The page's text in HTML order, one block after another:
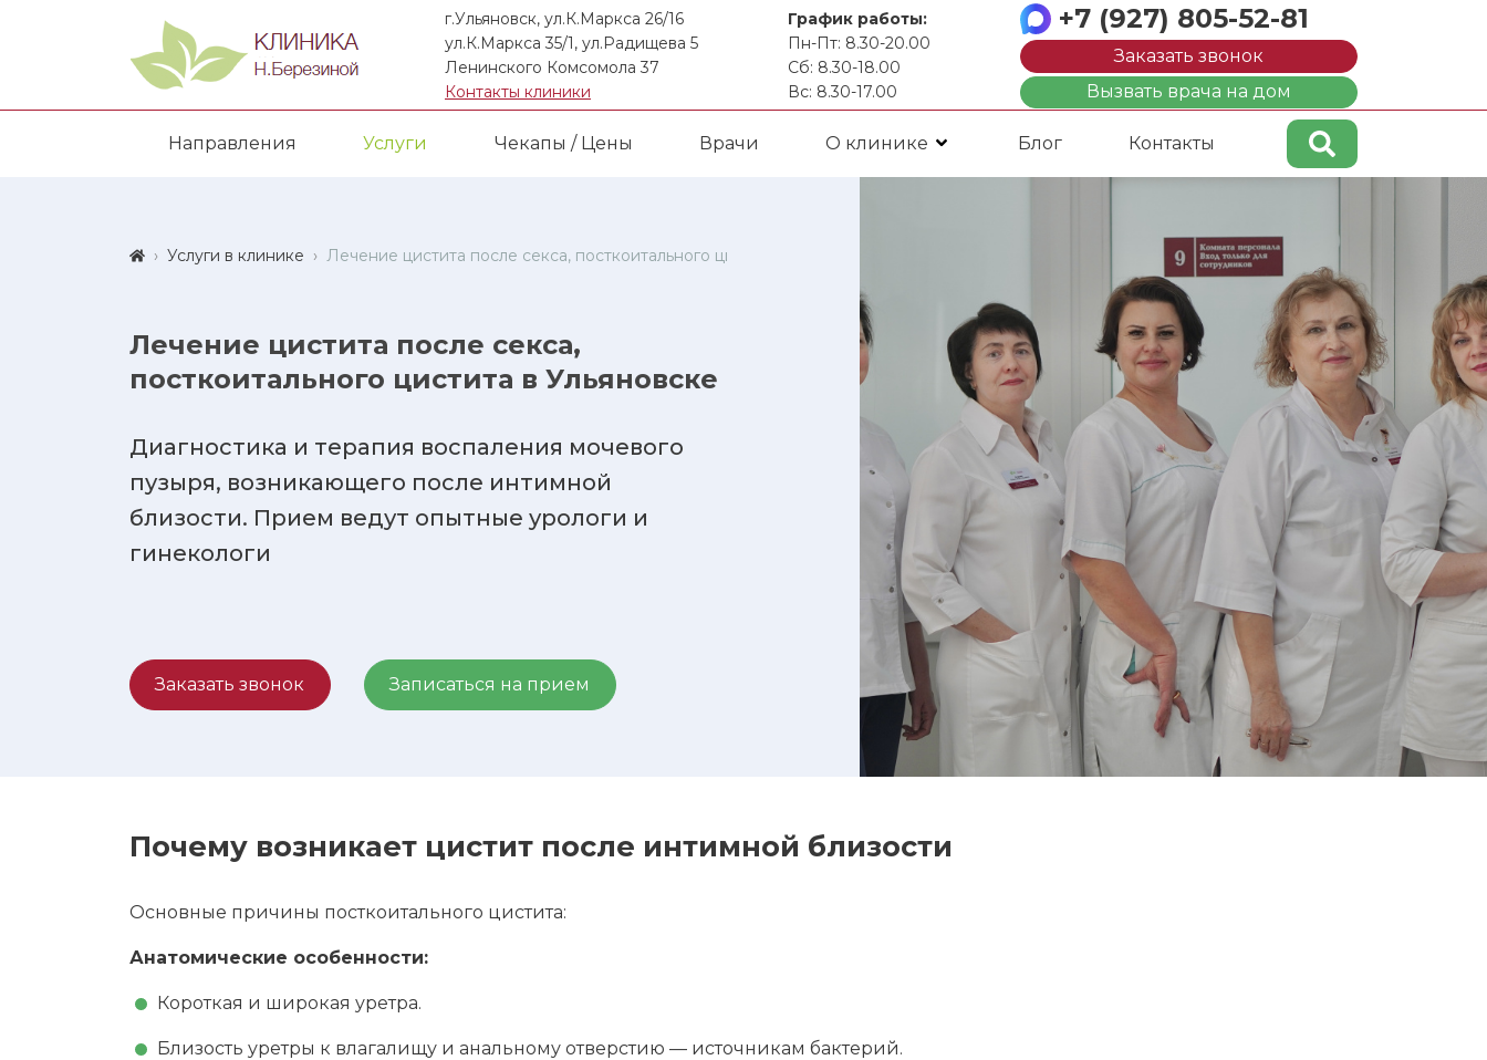
г.Ульяновск, ул.К.Маркса 26/16
ул.К.Маркса 35/1, ул.Радищева 5
Ленинского Комсомола 37
Контакты клиники
График работы:
Пн-Пт: 8.30-20.00
Сб: 8.30-18.00
Вс: 8.30-17.00
+7 (927) 805-52-81
Заказать звонок
Вызвать врача на дом
Направления Услуги Чекапы / Цены Врачи О клинике Блог Контакты
Услуги в клинике Лечение цистита после секса, посткоитального цистита в Ульяновске
Лечение цистита после секса,
посткоитального цистита в Ульяновске
Диагностика и терапия воспаления мочевого
пузыря, возникающего после интимной
близости. Прием ведут опытные урологи и
гинекологи
Заказать звонок Записаться на прием
Почему возникает цистит после интимной близости
Основные причины посткоитального цистита:
Анатомические особенности:
Короткая и широкая уретра.
Близость уретры к влагалищу и анальному отверстию — источникам бактерий.